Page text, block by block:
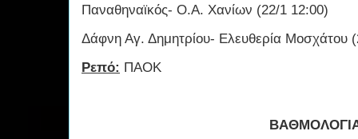
Παναθηναϊκός- Ο.Α. Χανίων (22/1 12:00)
Δάφνη Αγ. Δημητρίου- Ελευθερία Μοσχάτου
Ρεπό: ΠΑΟΚ